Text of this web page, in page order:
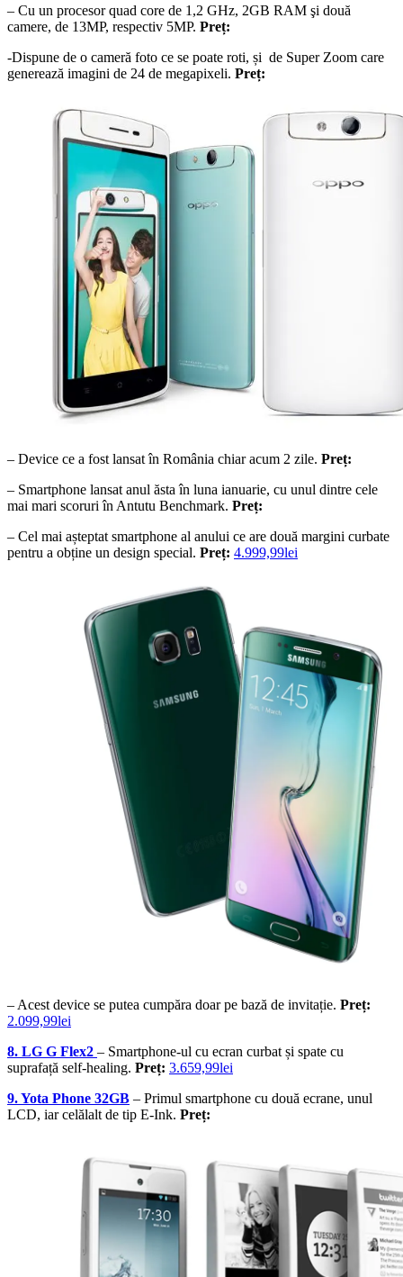
– Cu un procesor quad core de 1,2 GHz, 2GB RAM şi două
camere, de 13MP, respectiv 5MP. Preț:
-Dispune de o cameră foto ce se poate roti, și de Super Zoom care
generează imagini de 24 de megapixeli. Preț:
– Device ce a fost lansat în România chiar acum 2 zile. Preț:
– Smartphone lansat anul ăsta în luna ianuarie, cu unul dintre cele
mai mari scoruri în Antutu Benchmark. Preț:
– Cel mai așteptat smartphone al anului ce are două margini curbate
pentru a obține un design special. Preț: 4.999,99lei
– Acest device se putea cumpăra doar pe bază de invitație. Preț:
2.099,99lei
8. LG G Flex2 – Smartphone-ul cu ecran curbat și spate cu
suprafață self-healing. Preț: 3.659,99lei
9. Yota Phone 32GB – Primul smartphone cu două ecrane, unul
LCD, iar celălalt de tip E-Ink. Preț: